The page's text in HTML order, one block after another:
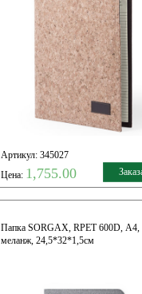
Артикул: 345027
Цена: 1,755.00
Папка SORGAX, RPET 600D, А4,
меланж, 24,5*32*1,5см